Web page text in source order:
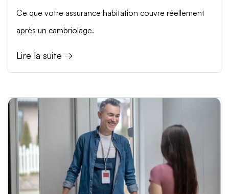
Ce que votre assurance habitation couvre réellement
après un cambriolage.
Lire la suite →